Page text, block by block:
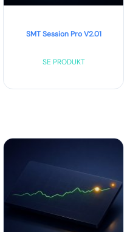
SMT Session Pro V2.01
SE PRODUKT